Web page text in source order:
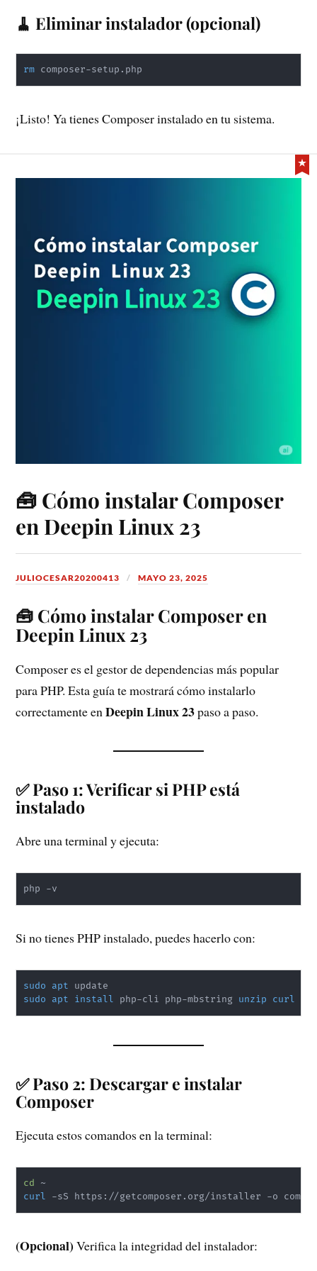
🧹 Eliminar instalador (opcional)
rm composer-setup.php
¡Listo! Ya tienes Composer instalado en tu sistema.
🧰 Cómo instalar Composer
en Deepin Linux 23
JULIOCESAR20200413 MAYO 23, 2025
🧰 Cómo instalar Composer en
Deepin Linux 23
Composer es el gestor de dependencias más popular
para PHP. Esta guía te mostrará cómo instalarlo
correctamente enDeepin Linux 23paso a paso.
✅ Paso 1: Verificar si PHP está
instalado
Abre una terminal y ejecuta:
php -v
Si no tienes PHP instalado, puedes hacerlo con:
sudo apt
sudo
apt install php-cli php-mbstring unzip curl
✅ Paso 2: Descargar e instalar
Composer
Ejecuta estos comandos en la terminal:
cd
curl -sS https://getcomposer.org/installer -o
(Opcional) Verifica la integridad del instalador: